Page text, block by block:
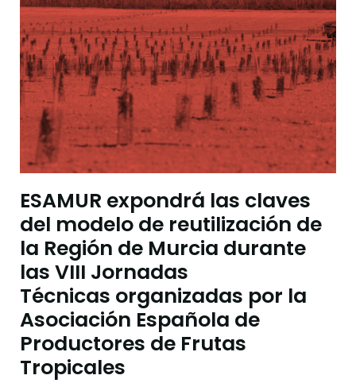
ESAMUR expondrá las claves
del modelo de reutilización de
la Región de Murcia durante
las VIII Jornadas
Técnicas organizadas por la
Asociación Española de
Productores de Frutas
Tropicales